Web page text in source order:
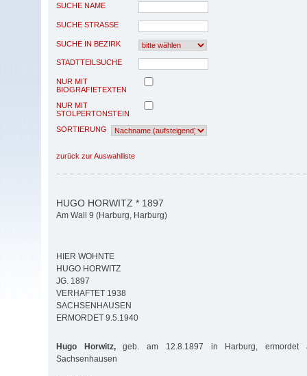
SUCHE NAME
SUCHE STRASSE
SUCHE IN BEZIRK
STADTTEILSUCHE
NUR MIT
BIOGRAFIETEXTEN
NUR MIT
STOLPERTONSTEIN
SORTIERUNG
zurück zur Auswahlliste
HUGO HORWITZ * 1897
Am Wall 9 (Harburg, Harburg)
HIER WOHNTE
HUGO HORWITZ
JG. 1897
VERHAFTET 1938
SACHSENHAUSEN
ERMORDET 9.5.1940
Hugo Horwitz,geb. am 12.8.1897 in Harburg, ermordet
Sachsenhausen